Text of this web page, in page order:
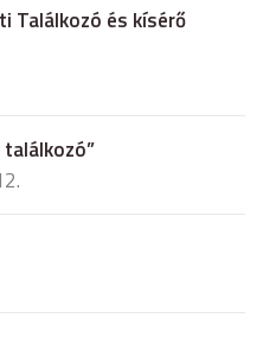
Találkozó és kísérő